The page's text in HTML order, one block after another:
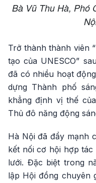
Bà Vũ Thu Hà, Phó
Trở thành thành viên
tạo của UNESCO”
đã có nhiều hoạt
dựng Thành phố
khẳng định vị thế
Thủ đô năng động
Hà Nội đã đẩy mạnh
kết nối cơ hội hợp
lưới. Đặc biệt trong
lập Hội đồng chuyên